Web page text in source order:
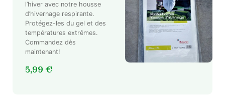
l’hiver avec notre housse
d’hivernage respirante.
Protégez-les du gel et des
températures extrêmes.
Commandez dès
maintenant!
5,99 €